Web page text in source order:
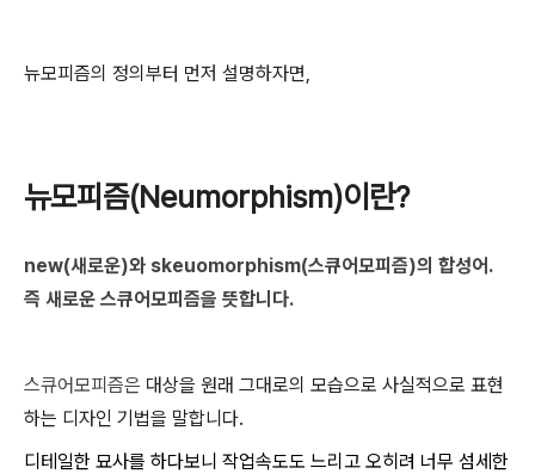
뉴모피즘의 정의부터 먼저 설명하자면,
뉴모피즘(Neumorphism)이란?
new(새로운)와 skeuomorphism(스큐어모피즘)의 합성어.
즉 새로운 스큐어모피즘을 뜻합니다.
스큐어모피즘은 대상을 원래 그대로의 모습으로 사실적으로 표현
하는 디자인 기법을 말합니다.
디테일한 묘사를 하다보니 작업속도도 느리고 오히려 너무 섬세한